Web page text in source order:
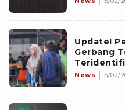
Update!
Gerbang
News 5/02/